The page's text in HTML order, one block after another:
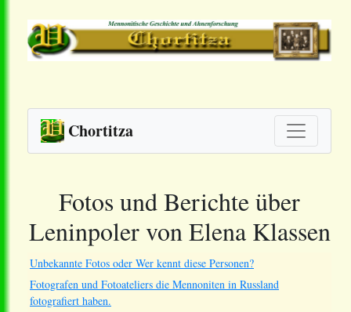
Chortitza
Fotos und Berichte über
Leninpoler von Elena Klassen
Unbekannte Fotos oder Wer kennt diese Personen?
Fotografen und Fotoateliers die Mennoniten in Russland
fotografiert haben.